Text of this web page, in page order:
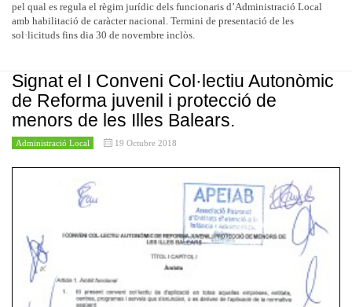
pel qual es regula el règim jurídic dels funcionaris d’Administració Local
amb habilitació de caràcter nacional. Termini de presentació de les
sol·licituds fins dia 30 de novembre inclòs.
Signat el I Conveni Col·lectiu Autonòmic
de Reforma juvenil i protecció de
menors de les Illes Balears.
Administració Local 19 Octubre 2018